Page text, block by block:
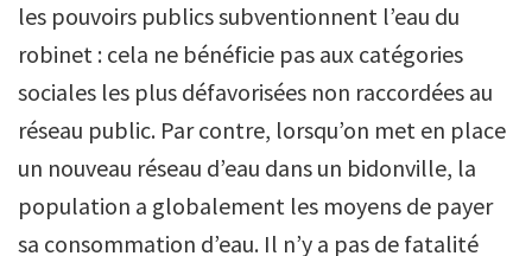
les pouvoirs publics subventionnent l’eau du
robinet : cela ne bénéficie pas aux catégories
sociales les plus défavorisées non raccordées au
réseau public. Par contre, lorsqu’on met en place
un nouveau réseau d’eau dans un bidonville, la
population a globalement les moyens de payer
sa consommation d’eau. Il n’y a pas de fatalité